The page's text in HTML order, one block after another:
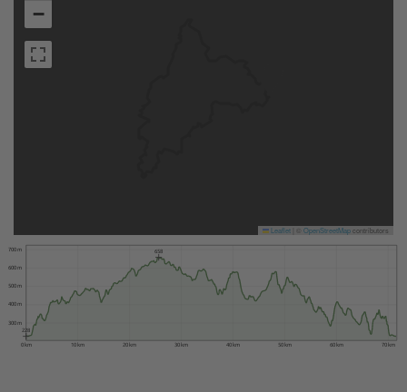
−
Leaflet OpenStreetMapcontributors
0 km 10 km 20 km 30 km 40 km 50 km 60 km 70 km
300 m
400 m
500 m
600 m
700 m
228
658